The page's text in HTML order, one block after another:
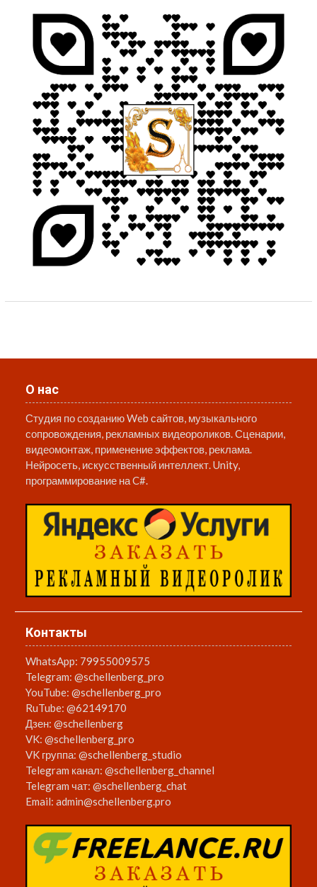
О нас
Студия по созданию Web сайтов, музыкального
сопровождения, рекламных видеороликов. Сценарии,
видеомонтаж, применение эффектов, реклама.
Нейросеть, искусственный интеллект. Unity,
программирование на C#.
Контакты
WhatsApp: 79955009575
Telegram:@schellenberg_pro
YouTube:@schellenberg_pro
RuTube:@62149170
Дзен:@schellenberg
VK:@schellenberg_pro
VK группа:@schellenberg_studio
Telegram канал:@schellenberg_channel
Telegram чат:@schellenberg_chat
Email:admin@schellenberg.pro